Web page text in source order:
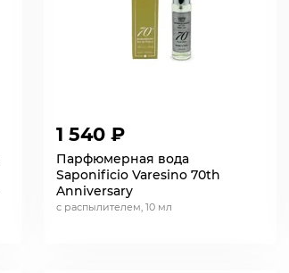
1 540 ₽
Парфюмерная вода
Saponificio Varesino 70th
Anniversary
с распылителем, 10 мл